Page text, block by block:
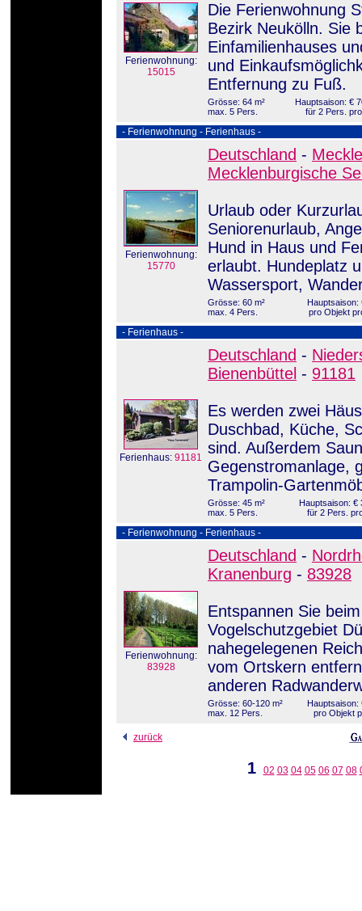
Ferienwohnung:
15015
Die Ferienwohnung
Bezirk Neukölln. Sie
Einfamilienhauses
und
Entfernung zu Fuß.
Grösse: 64 m²
max. 5 Pers.
Hauptsaison: €
für 2 Pers.
- Ferienwohnung - Ferienhaus -
Ferienwohnung:
15770
Deutschland -
Mecklenburgische
Urlaub oder
Seniorenurlaub,
Hund in Haus und
erlaubt. Hundeplatz
Wassersport,
Grösse: 60 m²
max. 4 Pers.
Hauptsaison:
pro Objekt
- Ferienhaus -
Ferienhaus: 91181
Deutschland -
Bienenbüttel - 91181
Es werden zwei
Duschbad, Küche,
sind. Außerdem
Gegenstromanlage,
Trampolin-
Grösse: 45 m²
max. 5 Pers.
Hauptsaison: €
für 2 Pers.
- Ferienwohnung - Ferienhaus -
Ferienwohnung:
83928
Deutschland -
Kranenburg - 83928
Entspannen Sie
Vogelschutzgebiet
nahegelegenen
vom Ortskern
anderen
Grösse: 60-120 m²
max. 12 Pers.
Hauptsaison:
pro Objekt
zurück
1 02 03 04 05 06 07 08